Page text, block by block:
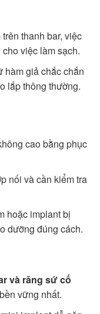
thanh bar, việc
việc làm sạch.
hàm giả chắc chắn
lắp thông thường.
cao bằng phục
nối và cần kiểm tra
hoặc implant bị
dưỡng đúng cách.
và răng sứ cố
vững nhất.